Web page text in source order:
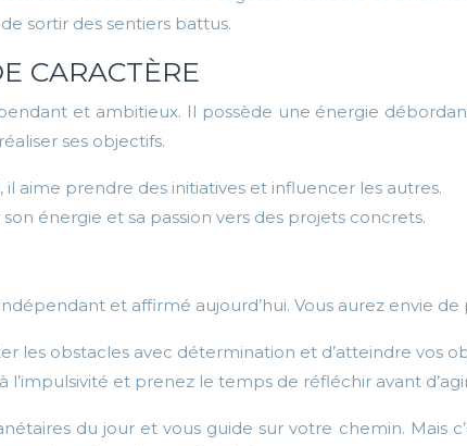
sortir des sentiers battus.
CARACTÈRE
et ambitieux. Il possède une énergie
ses objectifs.
aime prendre des initiatives et influencer les autres.
énergie et sa passion vers des projets concrets.
et affirmé aujourd’hui. Vous aurez envie
les obstacles avec détermination et d’atteindre vos
et prenez le temps de réfléchir avant
du jour et vous guide sur votre chemin. Mais